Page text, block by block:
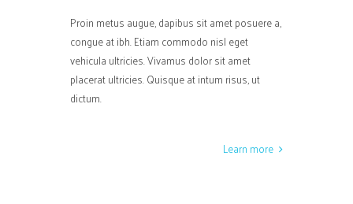
Proin metus augue, dapibus sit amet posuere a,
congue at ibh. Etiam commodo nisl eget
vehicula ultricies. Vivamus dolor sit amet
placerat ultricies. Quisque at intum risus, ut
dictum.
Learn more